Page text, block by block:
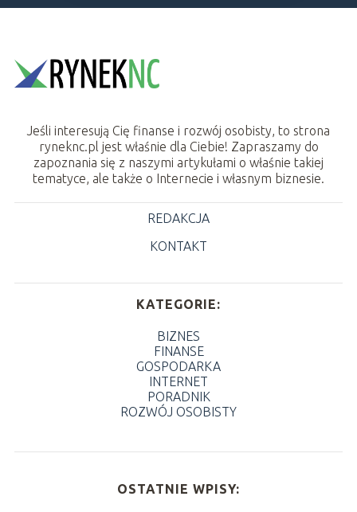
Jeśli interesują Cię finanse i rozwój osobisty, to strona
ryneknc.pl jest właśnie dla Ciebie! Zapraszamy do
zapoznania się z naszymi artykułami o właśnie takiej
tematyce, ale także o Internecie i własnym biznesie.
REDAKCJA
KONTAKT
KATEGORIE:
BIZNES
FINANSE
GOSPODARKA
INTERNET
PORADNIK
ROZWÓJ OSOBISTY
OSTATNIE WPISY: